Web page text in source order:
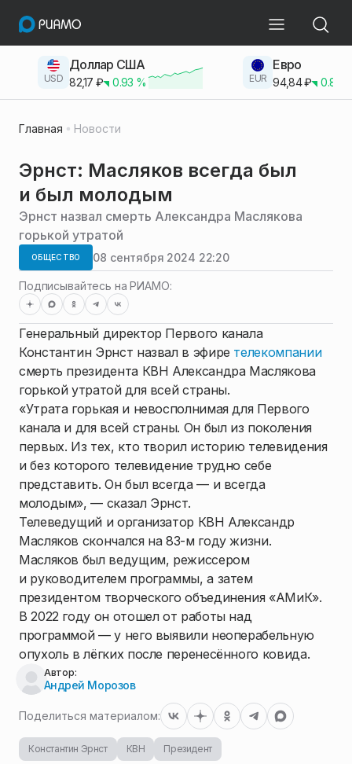
USD
Доллар США
82,17 ₽ 0.93 % EUR
Евро
94,84₽ 0.83
Главная Новости
Эрнст: Масляков всегда был
и был молодым
Эрнст назвал смерть Александра Маслякова
горькой утратой
ОБЩЕСТВО 08 сентября 2024 22:20
Подписывайтесь на РИАМО:
Генеральный директор Первого канала
Константин Эрнст назвал в эфире телекомпании
смерть президента КВН Александра Маслякова
горькой утратой для всей страны.
«Утрата горькая и невосполнимая для Первого
канала и для всей страны. Он был из поколения
первых. Из тех, кто творил историю телевидения
и без которого телевидение трудно себе
представить. Он был всегда — и всегда
молодым», — сказал Эрнст.
Телеведущий и организатор КВН Александр
Масляков скончался на 83-м году жизни.
Масляков был ведущим, режиссером
и руководителем программы, а затем
президентом творческого объединения «АМиК».
В 2022 году он отошел от работы над
программой — у него выявили неоперабельную
опухоль в лёгких после перенесённого ковида.
Автор:
Андрей Морозов
Поделиться материалом:
Константин Эрнст КВН Президент